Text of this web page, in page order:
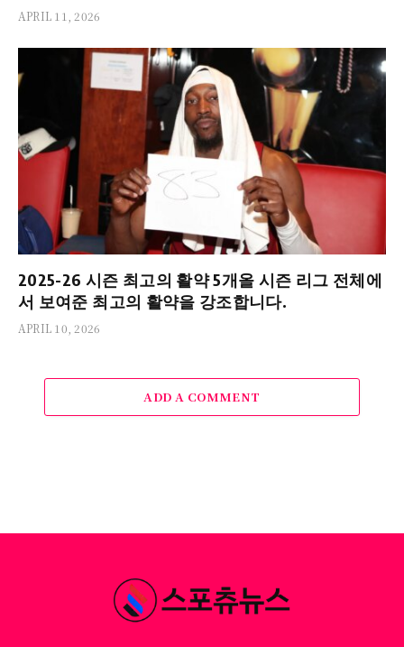
APRIL 11, 2026
2025-26 시즌 최고의 활약 5개올 시즌 리그 전체에
서 보여준 최고의 활약을 강조합니다.
APRIL 10, 2026
ADD A COMMENT